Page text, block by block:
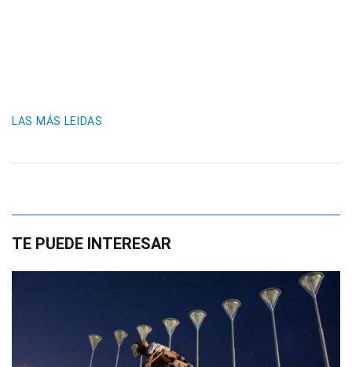
LAS MÁS LEIDAS
TE PUEDE INTERESAR